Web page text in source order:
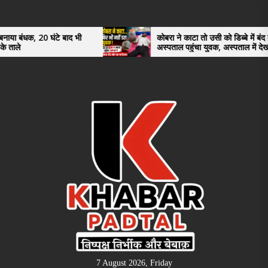
the
content
बाद भी
कोबरा ने काटा तो उसी को डिब्बे में बंद कर
अस्पताल पहुंचा युवक, अस्पताल में देखकर डॉक्टर
भी रह गए हैरान
7 August 2026, Friday